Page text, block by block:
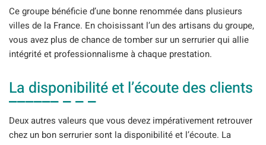
Ce groupe bénéficie d’une bonne renommée dans plusieurs
villes de la France. En choisissant l’un des artisans du groupe,
vous avez plus de chance de tomber sur un serrurier qui allie
intégrité et professionnalisme à chaque prestation.
La disponibilité et l’écoute des clients
Deux autres valeurs que vous devez impérativement retrouver
chez un bon serrurier sont la disponibilité et l’écoute. La